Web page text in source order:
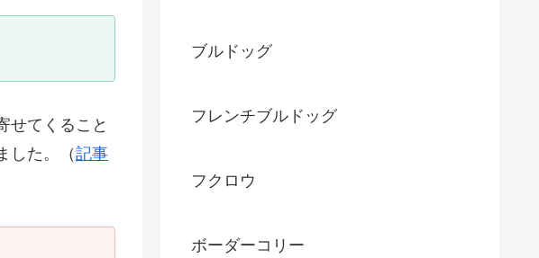
せてくること
した。（記事
ブルドッグ
フレンチブルドッグ
フクロウ
ボーダーコリー